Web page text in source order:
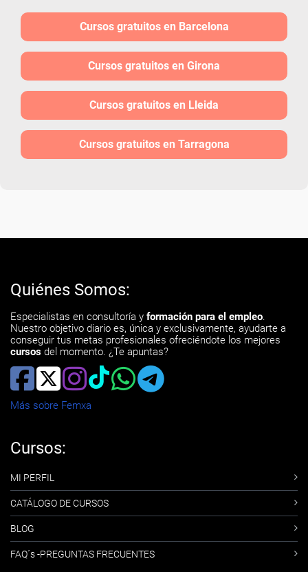
Cursos gratuitos en Barcelona
Cursos gratuitos en Girona
Cursos gratuitos en Lleida
Cursos gratuitos en Tarragona
Quiénes Somos:
Especialistas en consultoría y formación para el empleo.
Nuestro objetivo diario es, única y exclusivamente, ayudarte a
conseguir tus metas profesionales ofreciéndote los mejores
cursos del momento. ¿Te apuntas?
Más sobre Femxa
Cursos:
MI PERFIL
CATÁLOGO DE CURSOS
BLOG
FAQ´s -PREGUNTAS FRECUENTES